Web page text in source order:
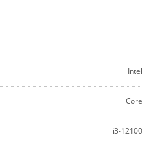
Intel
Core
i3-12100